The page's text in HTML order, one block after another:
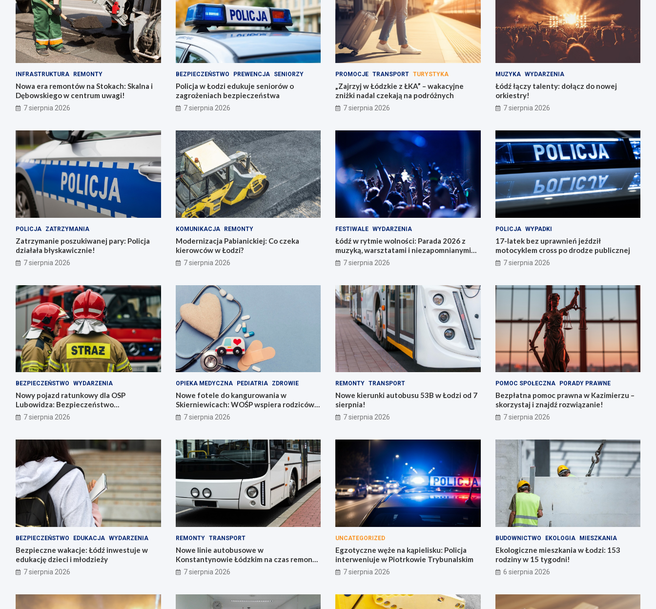
INFRASTRUKTURA REMONTY
Nowa era remontów na Stokach: Skalna i
Dębowskiego w centrum uwagi!
7 sierpnia 2026
BEZPIECZEŃSTWO PREWENCJA SENIORZY
Policja w Łodzi edukuje seniorów o
zagrożeniach bezpieczeństwa
7 sierpnia 2026
PROMOCJE TRANSPORT TURYSTYKA
„Zajrzyj w Łódzkie z ŁKA” – wakacyjne
zniżki nadal czekają na podróżnych
7 sierpnia 2026
MUZYKA WYDARZENIA
Łódź łączy talenty: dołącz do nowej
orkiestry!
7 sierpnia 2026
POLICJA ZATRZYMANIA
Zatrzymanie poszukiwanej pary: Policja
działała błyskawicznie!
7 sierpnia 2026
KOMUNIKACJA REMONTY
Modernizacja Pabianickiej: Co czeka
kierowców w Łodzi?
7 sierpnia 2026
FESTIWALE WYDARZENIA
Łódź w rytmie wolności: Parada 2026 z
muzyką, warsztatami i niezapomnianymi
przeżyciami!
7 sierpnia 2026
POLICJA WYPADKI
17-latek bez uprawnień jeździł
motocyklem cross po drodze publicznej
7 sierpnia 2026
BEZPIECZEŃSTWO WYDARZENIA
Nowy pojazd ratunkowy dla OSP
Lubowidza: Bezpieczeństwo
mieszkańców na wyższym poziomie
7 sierpnia 2026
OPIEKA MEDYCZNA PEDIATRIA ZDROWIE
Nowe fotele do kangurowania w
Skierniewicach: WOŚP wspiera rodziców i
noworodki
7 sierpnia 2026
REMONTY TRANSPORT
Nowe kierunki autobusu 53B w Łodzi od 7
sierpnia!
7 sierpnia 2026
POMOC SPOŁECZNA PORADY PRAWNE
Bezpłatna pomoc prawna w Kazimierzu –
skorzystaj i znajdź rozwiązanie!
7 sierpnia 2026
BEZPIECZEŃSTWO EDUKACJA WYDARZENIA
Bezpieczne wakacje: Łódź inwestuje w
edukację dzieci i młodzieży
7 sierpnia 2026
REMONTY TRANSPORT
Nowe linie autobusowe w
Konstantynowie Łódzkim na czas remontu
pl. Wolności
7 sierpnia 2026
UNCATEGORIZED
Egzotyczne węże na kąpielisku: Policja
interweniuje w Piotrkowie Trybunalskim
7 sierpnia 2026
BUDOWNICTWO EKOLOGIA MIESZKANIA
Ekologiczne mieszkania w Łodzi: 153
rodziny w 15 tygodni!
6 sierpnia 2026